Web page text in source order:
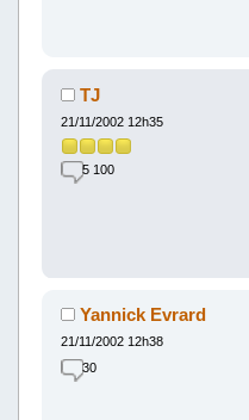
TJ
21/11/2002 12h35
5 100
Yannick Evrard
21/11/2002 12h38
30